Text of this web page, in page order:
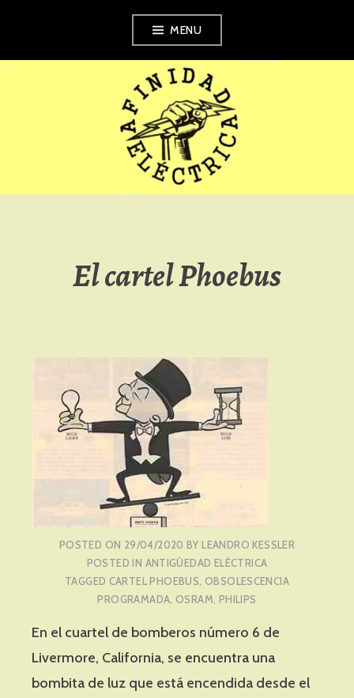
content
MENU
AFINIDAD
ELÉCTRICA
El cartel Phoebus
POSTED ON 29/04/2020 BYLEANDRO KESSLER
POSTED IN ANTIGÜEDAD ELÉCTRICA
TAGGED CARTEL PHOEBUS, OBSOLESCENCIA
PROGRAMADA, OSRAM, PHILIPS
En el cuartel de bomberos número 6 de
Livermore, California, se encuentra una
bombita de luz que está encendida desde el